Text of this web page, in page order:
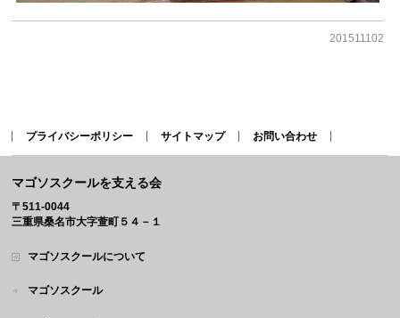
201511102
プライバシーポリシー サイトマップ お問い合わせ
マゴソスクールを支える会
〒511-0044
三重県桑名市大字萱町５４－１
マゴソスクールについて
マゴソスクール